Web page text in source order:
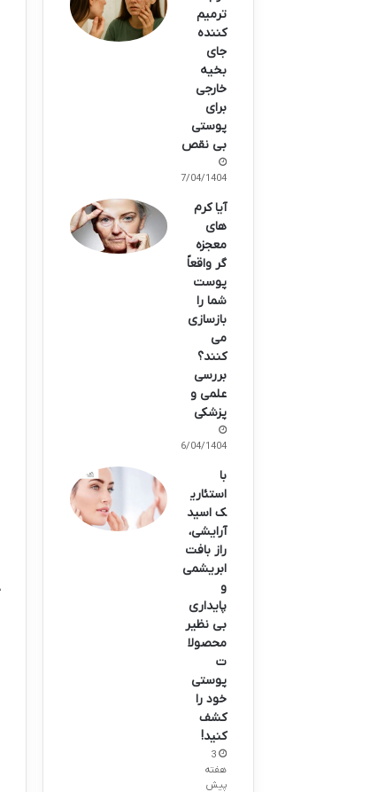
ترمیم
کننده
جای
بخیه
خارجی
برای
پوستی
بی نقص
17/04/1404
آیا کرم
های
معجزه
گر واقعاً
پوست
شما را
بازسازی
می
کنند؟
بررسی
علمی و
پزشکی
06/04/1404
با
استئاری
ک اسید
آرایشی،
راز بافت
ابریشمی
و
پایداری
بی نظیر
محصولا
ت
پوستی
خود را
کشف
کنید!
3
هفته
پیش